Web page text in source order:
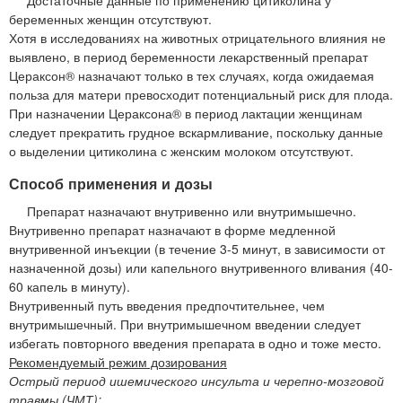
беременных женщин отсутствуют.
Хотя в исследованиях на животных отрицательного влияния не
выявлено, в период беременности лекарственный препарат
Цераксон® назначают только в тех случаях, когда ожидаемая
польза для матери превосходит потенциальный риск для плода.
При назначении Цераксона® в период лактации женщинам
следует прекратить грудное вскармливание, поскольку данные
о выделении цитиколина с женским молоком отсутствуют.
Способ применения и дозы
Препарат назначают внутривенно или внутримышечно.
Внутривенно препарат назначают в форме медленной
внутривенной инъекции (в течение 3-5 минут, в зависимости от
назначенной дозы) или капельного внутривенного вливания (40-
60 капель в минуту).
Внутривенный путь введения предпочтительнее, чем
внутримышечный. При внутримышечном введении следует
избегать повторного введения препарата в одно и тоже место.
Рекомендуемый режим дозирования
Острый период ишемического инсульта и черепно-мозговой